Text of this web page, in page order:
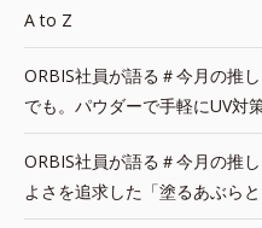
A to Z
ORBIS社員が語る＃今月の推
でも。パウダーで手軽にUV対
ORBIS社員が語る＃今月の推
よさを追求した「塗るあぶら